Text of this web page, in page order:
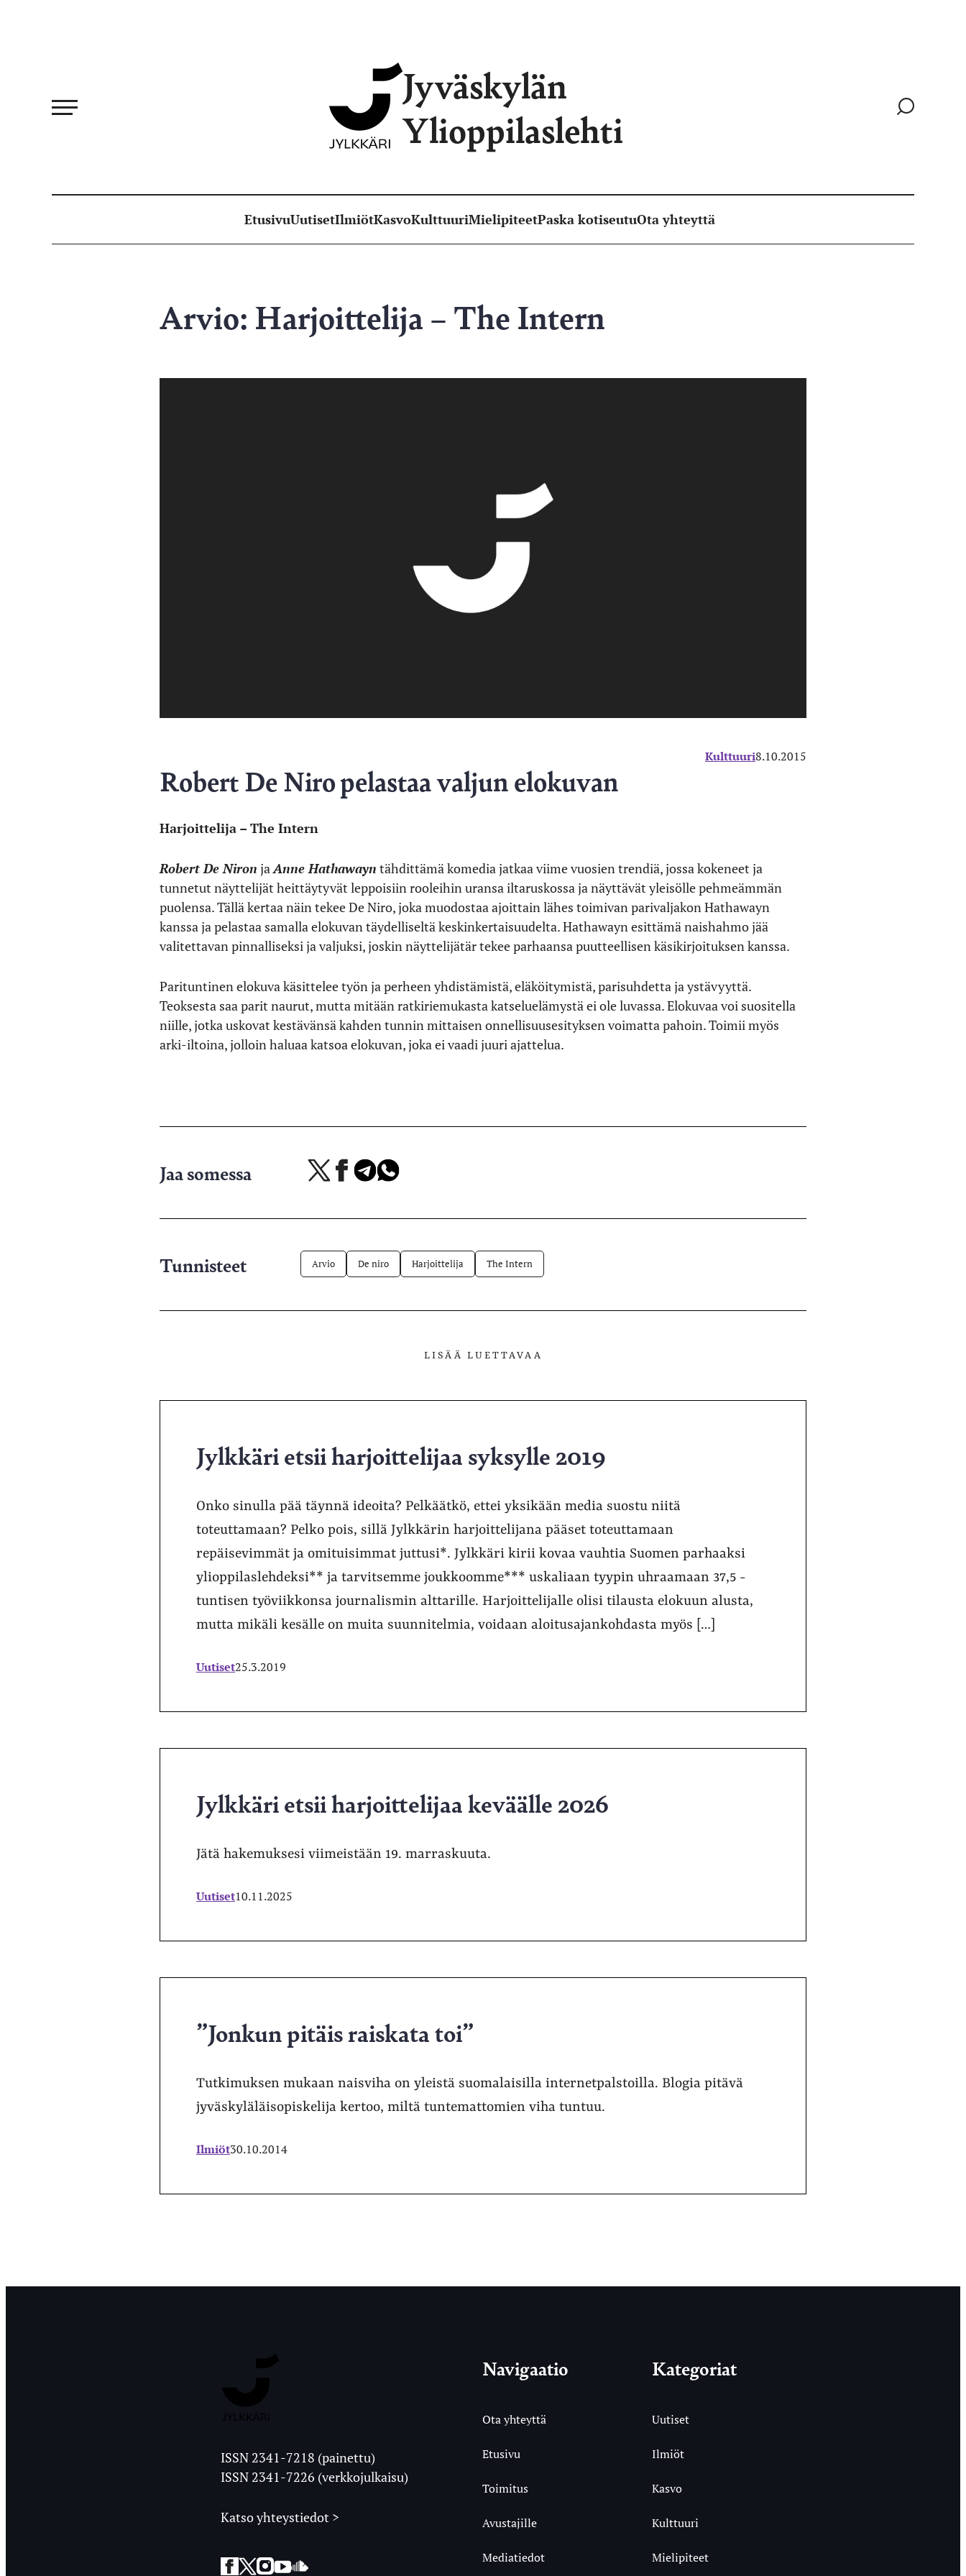
Jyväskylän
Ylioppilaslehti
Siirry
EtusivuUutisetIlmiötKasvoKulttuuriMielipiteetPaska kotiseutuOta yhteyttä
Arvio: Harjoittelija – The Intern
Kulttuuri8.10.2015
Robert De Niro pelastaa valjun elokuvan
Harjoittelija – The Intern
Robert De Niron ja Anne Hathawayn tähdittämä komedia jatkaa viime vuosien trendiä, jossa kokeneet ja
tunnetut näyttelijät heittäytyvät leppoisiin rooleihin uransa iltaruskossa ja näyttävät yleisölle pehmeämmän
puolensa. Tällä kertaa näin tekee De Niro, joka muodostaa ajoittain lähes toimivan parivaljakon Hathawayn
kanssa ja pelastaa samalla elokuvan täydelliseltä keskinkertaisuudelta. Hathawayn esittämä naishahmo jää
valitettavan pinnalliseksi ja valjuksi, joskin näyttelijätär tekee parhaansa puutteellisen käsikirjoituksen kanssa.
Parituntinen elokuva käsittelee työn ja perheen yhdistämistä, eläköitymistä, parisuhdetta ja ystävyyttä.
Teoksesta saa parit naurut, mutta mitään ratkiriemukasta katseluelämystä ei ole luvassa. Elokuvaa voi suositella
niille, jotka uskovat kestävänsä kahden tunnin mittaisen onnellisuusesityksen voimatta pahoin. Toimii myös
arki-iltoina, jolloin haluaa katsoa elokuvan, joka ei vaadi juuri ajattelua.
Jaa somessa
Jaa
palvelussa
Jaa Jaa Jaa
Tunnisteet Arvio De niro Harjoittelija The Intern
LISÄÄ LUETTAVAA
Jylkkäri etsii harjoittelijaa syksylle 2019
Onko sinulla pää täynnä ideoita? Pelkäätkö, ettei yksikään media suostu niitä
toteuttamaan? Pelko pois, sillä Jylkkärin harjoittelijana pääset toteuttamaan
repäisevimmät ja omituisimmat juttusi*. Jylkkäri kirii kovaa vauhtia Suomen parhaaksi
ylioppilaslehdeksi** ja tarvitsemme joukkoomme*** uskaliaan tyypin uhraamaan 37,5 -
tuntisen työviikkonsa journalismin alttarille. Harjoittelijalle olisi tilausta elokuun alusta,
mutta mikäli kesälle on muita suunnitelmia, voidaan aloitusajankohdasta myös […]
Uutiset25.3.2019
Jylkkäri etsii harjoittelijaa keväälle 2026
Jätä hakemuksesi viimeistään 19. marraskuuta.
Uutiset10.11.2025
”Jonkun pitäis raiskata toi”
Tutkimuksen mukaan naisviha on yleistä suomalaisilla internetpalstoilla. Blogia pitävä
jyväskyläläisopiskelija kertoo, miltä tuntemattomien viha tuntuu.
Ilmiöt30.10.2014
Ylioppilaslehti
ISSN 2341-7218 (painettu)
ISSN 2341-7226 (verkkojulkaisu)
Katso yhteystiedot >
Facebook
Twitter
Instagram
YouTubeSoundCloud
Navigaatio
Ota yhteyttä
Etusivu
Toimitus
Avustajille
Mediatiedot
Kategoriat
Uutiset
Ilmiöt
Kasvo
Kulttuuri
Mielipiteet